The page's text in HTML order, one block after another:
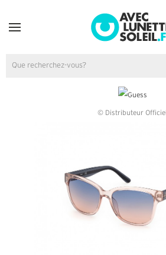
© Distributeur Officiel